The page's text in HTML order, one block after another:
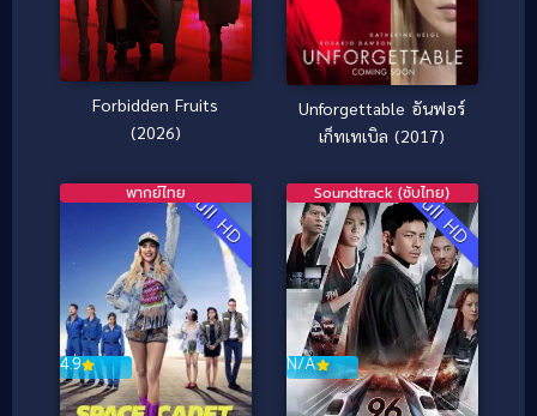
Forbidden Fruits
(2026)
Unforgettable อันฟอร์
เก็ทเทเบิล (2017)
Full HD
4.9
พากย์ไทย Full HD
N/A
Soundtrack (ซับไทย)